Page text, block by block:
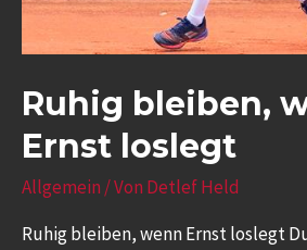
Ruhig bleiben,
Ernst loslegt
Allgemein / Von Detlef Held
Ruhig bleiben, wenn Ernst loslegt